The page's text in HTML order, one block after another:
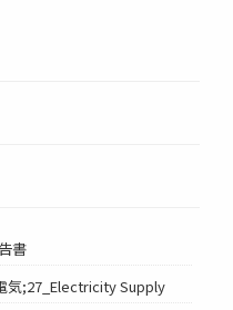
書
気;27_Electricity Supply